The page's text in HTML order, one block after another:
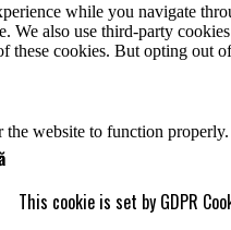
while you navigate
We also use third-party
these cookies. But opting out
website to function
This cookie is set by GDPR